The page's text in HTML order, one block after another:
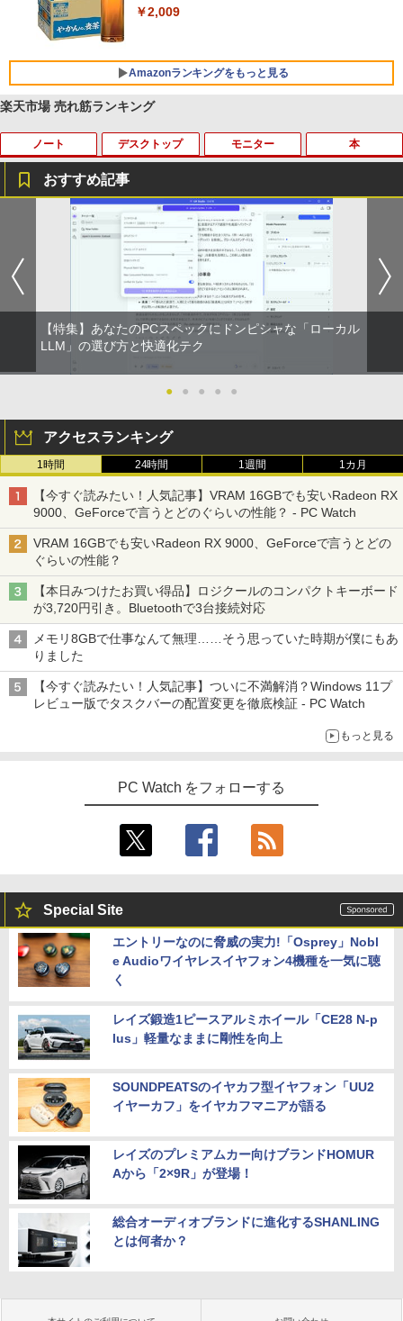
Xiaomi シャオミ REDMI Buds 8 Lite ワイヤ
￥3,480
￥2,009
Amazonランキングをもっと見る
薬屋のひとりごと 17巻 (デジタル版ビッグガ
ンガンコミックス)
￥770
異世界居酒屋「のぶ」(22) (角川コミックス・
エース)
￥832
ONE PIECE モノクロ版 115 (ジャンプコミッ
クスDIGITAL)
￥594
HUNTER×HUNTER モノクロ版 39 (ジャンプ
コミックスDIGITAL)
￥572
スーパーの裏でヤニ吸うふたり 9巻 (デジタル
版ビッグガンガンコミックス)
￥810
楽天市場 売れ筋ランキング
ノート
バッファロー HD-LE4U3-BB USB3.2(Ge
n.1)対応外付けHDD 4TB ブラック
￥21,250
本日10倍！高性能第10世代Core i7-1061
超軽量約779g メモリ最大16GB 新品SSD
1TB 13.3インチ HDMI搭載 WEBカメラ5
rosoftOffice2024可 Windows11 送料無
料 持ち運び便利
￥27,600
3
NEC LAVIE ラビィ 整備済 NS150N / 100
N CPU 高速 SSD 第8世代 白 Windows1
EBカメラ テンキー DVD書込 OFFICE付
き ブルートゥース 設定済み 無線LAN 大
画面 15.6 ノートPC ラビ 中古 ノートパ
ソコン 送料込
トパソコン 新品 福袋 6点セット Intel Pe
設定済み 15.6インチ フルHD ノートPC
初心者 学生 在宅ワーク テンキー Wi-Fi
￥30,800
5
【★最大100%ポイント】【Office 2024
H&B 付き】Panasonic Let's note CF-S
V/第10世代 Core i5/メモリ:8GB 16GB/
M.2 SSD:256GB/512GB/1TB/12.1型/WU
￥30,800
デスクトップ
【★最大100%ポイント】おまかせ 中古
パソコン Windows XP Celeron or Core
2 メモリ 4GB HDD 250GB DVDドライブ
搭載 リフレッシュPC デスクトップ 中古
安心保証 初期設定不要
￥9,980
2
【中古】純正ATI Apple Radeon HD 577
0 1GB ビデオカード Mac Pro デスクト
￥15,007
3
Windows11 中古パソコン EPSON エプ
ソン Endeavor ST20E Celeron N3160
メモリ8GB HDD500GB 18.5インチ ディ
スプレイ マウス キーボード WPS Office
【中古】
￥17,600
4
【中古】Dospara◆デスクトップPC/Cor
e i5/16GB/2019年/HB//【パソコン】
hp Z420 Workstation Xeon E5-1660 3.
3GHz 16GB 128GB(SSD)+500GB(HDD)
Quadro K600 DVD+-RW Windows7 Pro
64bit 難有 【中古】【20260325】
モニター
HP ProDisplay P19A 19インチ スクエア
ブラック LED液晶モニター 薄型 ノング
レア 液晶ディスプレイ 1280x1024 SXG
A TNパネル VGA/VESA準拠 【中古】
￥2,800
5L 21.5 インチフル HD 液晶モニター HD
MI VGA 入力 角度調整可能
￥4,200
3
IODATA 液晶モニター LCD-MF224EDW
21.5インチワイド ホワイト LCD LEDバ
ックライト フルHD（1920x1080） 16:9
ADSカラーパネル 非光沢 ノングレア HD
MI VGA DVI VESA準拠 ディスプレイ PS
￥4,600
チワイド 白 ホワイト 1920×1080 （フル
HD）TN 白色LEDバックライト ミニ D-s
ub VGA HDMI ディスプレイ PS4 switch
アースドリームス 厳選おまかせモニター
21.5型〜27型ワイド 【HDMI対応 / FULL
HD解像度】 大手メーカー液晶 (Dell/HP/
本
【予約商品】嘘喰い コミック 全巻セット
（全49巻セット・完結）迫稔雄 「透明カ
バー付」
￥23,080
【3千円以上送料無料】日本の歴史 角川
ット 21巻セット／山本博文
3
角川まんが学習シリーズ 日本の歴史
全16巻+別巻5冊定番セット [ 山本 博文
]
￥23,760
4
ダービースタリオン2 最速ガイドブック
（カドカワゲームムック） [ KADOKAW
A Game Linkage ]
ハリー・ポッターシリーズ全巻セット
（全7巻・計11冊） [ J．K．ローリング ]
￥27,830
おすすめ記事
【特集】あなたのPCスペックにドンピシャな「ローカル
LLM」の選び方と快適化テク
● ● ● ● ●
アクセスランキング
1時間 24時間 1週間 1カ月
【今すぐ読みたい！人気記事】VRAM 16GBでも安いRadeon RX
9000、GeForceで言うとどのぐらいの性能？ - PC Watch
VRAM 16GBでも安いRadeon RX 9000、GeForceで言うとどの
ぐらいの性能？
【本日みつけたお買い得品】ロジクールのコンパクトキーボード
が3,720円引き。Bluetoothで3台接続対応
メモリ8GBで仕事なんて無理……そう思っていた時期が僕にもあ
りました
【今すぐ読みたい！人気記事】ついに不満解消？Windows 11プ
レビュー版でタスクバーの配置変更を徹底検証 - PC Watch
もっと見る
PC Watch をフォローする
Special Site
エントリーなのに脅威の実力!「Osprey」Nobl
e Audioワイヤレスイヤフォン4機種を一気に聴
く
レイズ鍛造1ピースアルミホイール「CE28 N-p
lus」軽量なままに剛性を向上
SOUNDPEATSのイヤカフ型イヤフォン「UU2
イヤーカフ」をイヤカフマニアが語る
レイズのプレミアムカー向けブランドHOMUR
Aから「2×9R」が登場！
総合オーディオブランドに進化するSHANLING
とは何者か？